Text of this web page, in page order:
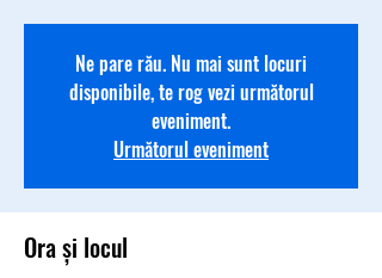
Ne pare rău. Nu mai sunt locuri
disponibile, te rog vezi următorul
eveniment.
Următorul eveniment
Ora și locul